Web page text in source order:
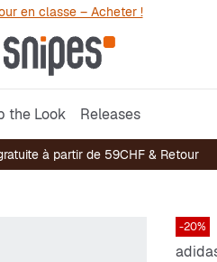
en classe – Acheter !
the Look Releases
à partir de 59CHF & Retour
-20%